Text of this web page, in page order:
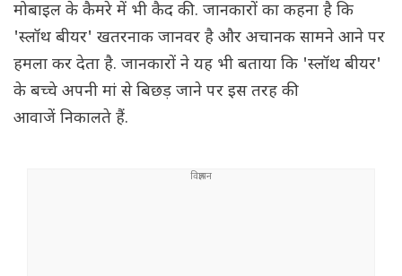
मोबाइल के कैमरे में भी कैद की. जानकारों का कहना है कि
'स्लॉथ बीयर' खतरनाक जानवर है और अचानक सामने आने पर
हमला कर देता है. जानकारों ने यह भी बताया कि 'स्लॉथ बीयर'
के बच्चे अपनी मां से बिछड़ जाने पर इस तरह की
आवाजें निकालते हैं.